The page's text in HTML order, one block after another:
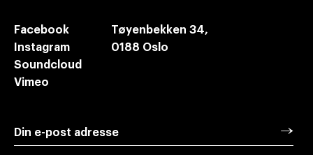
Tøyenbekken 34,
0188 Oslo
Facebook
Instagram
Soundcloud
Vimeo
Din e-post adresse →